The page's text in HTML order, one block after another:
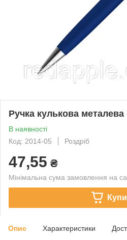
Ручка кулькова
В наявності
Код: 2014-05
Роздріб
47,55 ₴
Мінімальна сума замовлення на
Опис Характеристики